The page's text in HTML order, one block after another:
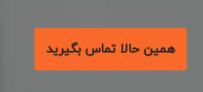
همین حالا تماس بگیرید